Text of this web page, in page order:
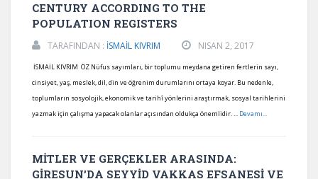
CENTURY ACCORDING TO THE
POPULATION REGISTERS
TARAFINDAN : İSMAİL KIVRIM NISAN 2, 2017
İSMAİL KIVRIM ÖZ Nüfus sayımları, bir toplumu meydana getiren fertlerin sayı,
cinsiyet, yaş, meslek, dil, din ve öğrenim durumlarını ortaya koyar. Bu nedenle,
toplumların sosyolojik, ekonomik ve tarihî yönlerini araştırmak, sosyal tarihlerini
yazmak için çalışma yapacak olanlar açısından oldukça önemlidir. ... Devamı...
MİTLER VE GERÇEKLER ARASINDA:
GİRESUN’DA SEYYİD VAKKAS EFSANESİ VE